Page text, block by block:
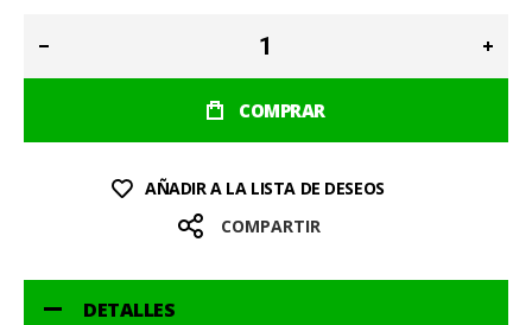
COMPRAR
AÑADIR A LA LISTA DE DESEOS
COMPARTIR
DETALLES